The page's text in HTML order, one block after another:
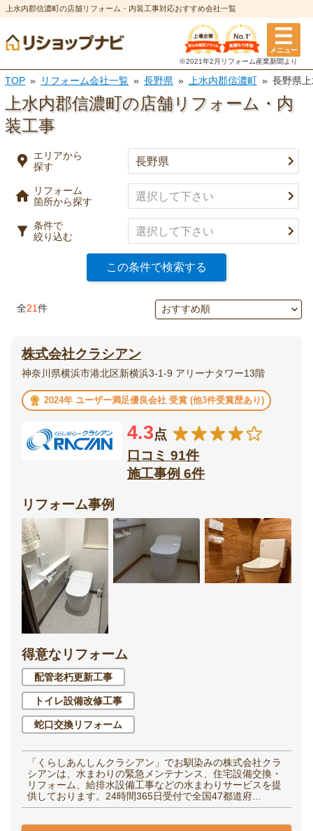
上水内郡信濃町の店舗リフォーム・内装工事対応おすすめ会社一覧
メニュー
※2021年2月リフォーム産業新聞より
TOP リフォーム会社一覧 長野県 上水内郡信濃町 長野県
上水内郡信濃町の店舗リフォーム・内
装工事
エリアから
探す
リフォーム
箇所から探す
条件で
絞り込む
この条件で検索する
リフォーム箇所
選択を全て解除
トイレ 洗面所
屋根塗装・
屋根
エクステリア・
外構
ベランダ・
バルコニー
ウッドデッキ
テラス・
サンルーム
ガレージ
オーニング
リビング
洋室（子供部屋・寝
室）
廊下
玄関 エントランス
エリアから探す
都道府県
市区町村
決定
※複数選択可
特徴
実績
口コミ有り
決済方法
全21件
株式会社クラシアン
神奈川県横浜市港北区新横浜3-1-9 アリーナタワー13階
2024年 ユーザー満足優良会社 受賞 (他3件受賞歴あり)
4.3点
口コミ 91件
施工事例 6件
リフォーム事例
得意なリフォーム
配管老朽更新工事
トイレ設備改修工事
蛇口交換リフォーム
「くらしあんしんクラシアン」でお馴染みの株式会社クラ
シアンは、水まわりの緊急メンテナンス、住宅設備交換・
リフォーム、給排水設備工事などの水まわりサービスを提
供しております。24時間365日受付で全国47都道府...